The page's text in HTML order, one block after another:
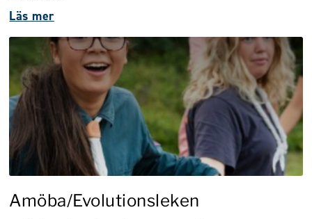
Läs mer
Amöba/Evolutionsleken